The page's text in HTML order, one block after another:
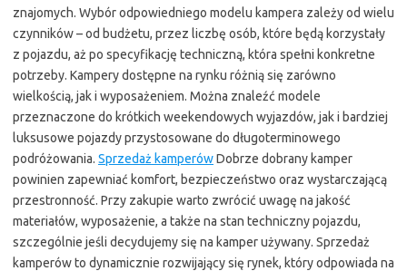
znajomych. Wybór odpowiedniego modelu kampera zależy od wielu
czynników – od budżetu, przez liczbę osób, które będą korzystały
z pojazdu, aż po specyfikację techniczną, która spełni konkretne
potrzeby. Kampery dostępne na rynku różnią się zarówno
wielkością, jak i wyposażeniem. Można znaleźć modele
przeznaczone do krótkich weekendowych wyjazdów, jak i bardziej
luksusowe pojazdy przystosowane do długoterminowego
podróżowania. Sprzedaż kamperówDobrze dobrany kamper
powinien zapewniać komfort, bezpieczeństwo oraz wystarczającą
przestronność. Przy zakupie warto zwrócić uwagę na jakość
materiałów, wyposażenie, a także na stan techniczny pojazdu,
szczególnie jeśli decydujemy się na kamper używany. Sprzedaż
kamperów to dynamicznie rozwijający się rynek, który odpowiada na